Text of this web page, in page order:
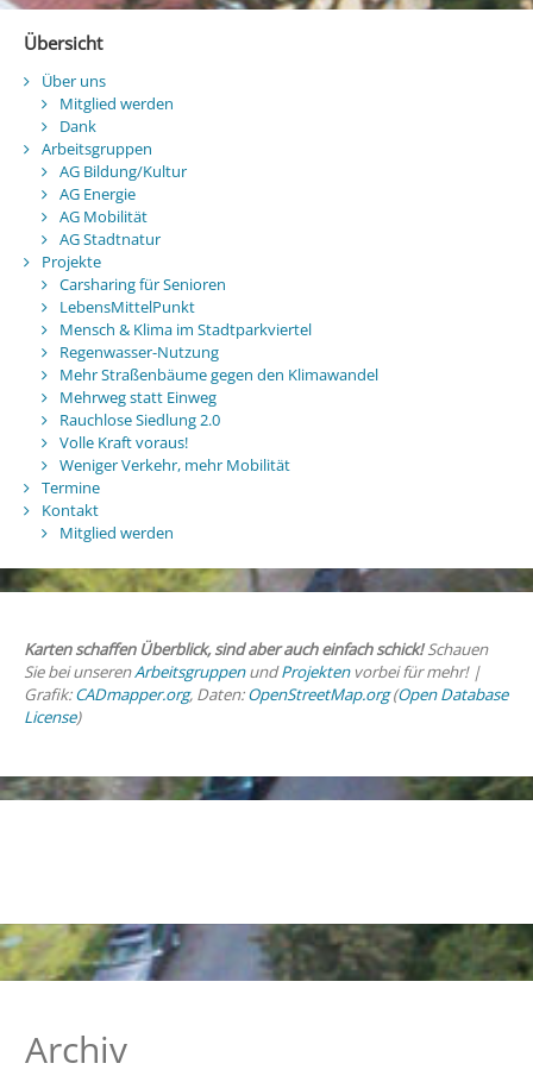
Übersicht
Über uns
Mitglied werden
Dank
Arbeitsgruppen
AG Bildung/Kultur
AG Energie
AG Mobilität
AG Stadtnatur
Projekte
Carsharing für Senioren
LebensMittelPunkt
Mensch & Klima im Stadtparkviertel
Regenwasser-Nutzung
Mehr Straßenbäume gegen den Klimawandel
Mehrweg statt Einweg
Rauchlose Siedlung 2.0
Volle Kraft voraus!
Weniger Verkehr, mehr Mobilität
Termine
Kontakt
Mitglied werden
Karten schaffen Überblick, sind aber auch einfach schick!Schauen
Sie bei unserenArbeitsgruppenundProjektenvorbei für mehr! |
Grafik:CADmapper.org, Daten:OpenStreetMap.org(Open Database
License)
Archiv